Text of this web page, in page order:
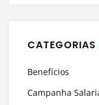
CATEGORIAS
Benefícios
Campanha